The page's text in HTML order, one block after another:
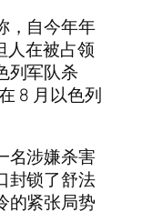
，自今年年
人在被占领
列军队杀
8 月以色列
名涉嫌杀害
封锁了舒法
的紧张局势